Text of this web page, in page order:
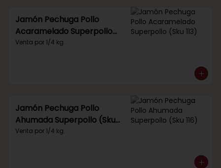
Jamón Pechuga Pollo
Acaramelado Superpollo
(Sku 113)
Venta por 1/4 kg.
Jamón Pechuga Pollo
Ahumada Superpollo (Sku
116)
Venta por 1/4 kg.